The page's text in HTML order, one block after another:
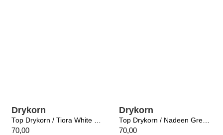
Drykorn
70,00
Drykorn
70,00